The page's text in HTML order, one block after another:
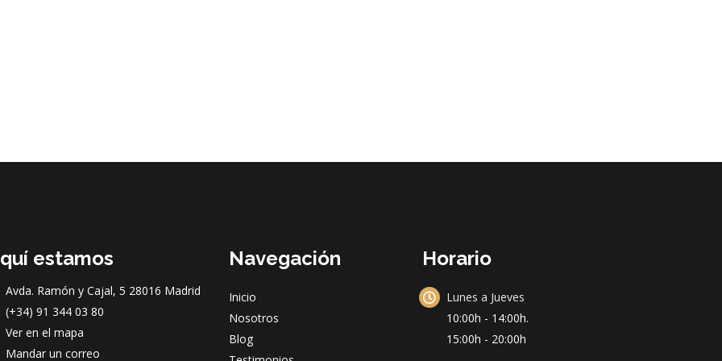
estamos
Avda. Ramón y Cajal, 5 28016 Madrid
(+34) 91 344 03 80
Ver en el mapa
Mandar un correo
Navegación
Inicio
Nosotros
Blog
Horario
Lunes a Jueves
10:00h - 14:00h.
15:00h - 20:00h